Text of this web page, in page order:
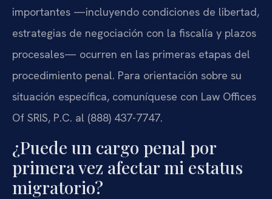
importantes —incluyendo condiciones de libertad,
estrategias de negociación con la fiscalía y plazos
procesales— ocurren en las primeras etapas del
procedimiento penal. Para orientación sobre su
situación específica, comuníquese con Law Offices
Of SRIS, P.C. al (888) 437-7747.
¿Puede un cargo penal por
primera vez afectar mi estatus
migratorio?